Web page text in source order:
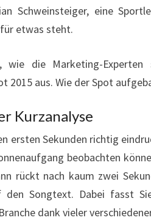
Schweinsteiger, eine
etwas steht.
wie die Marketing-
2015 aus. Wie der Spot
Kurzanalyse
ersten Sekunden richtig
beobachten
rückt nach kaum zwei
Songtext. Dabei fasst
dank vieler